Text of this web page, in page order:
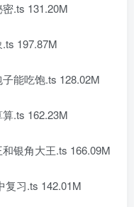
.ts 131.20M
197.87M
吃饱.ts 128.02M
.ts 162.23M
角大王.ts 166.09M
习.ts 142.01M